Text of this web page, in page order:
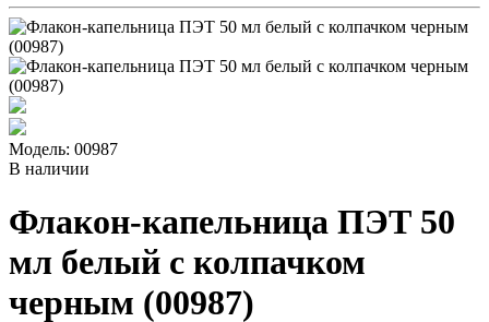
Модель: 00987
В наличии
Флакон-капельница ПЭТ 50
мл белый с колпачком
черным (00987)